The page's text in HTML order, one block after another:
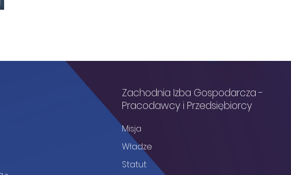
Zachodnia Izba Gospodarcza -
Pracodawcy i Przedsiębiorcy
Misja
Władze
Statut